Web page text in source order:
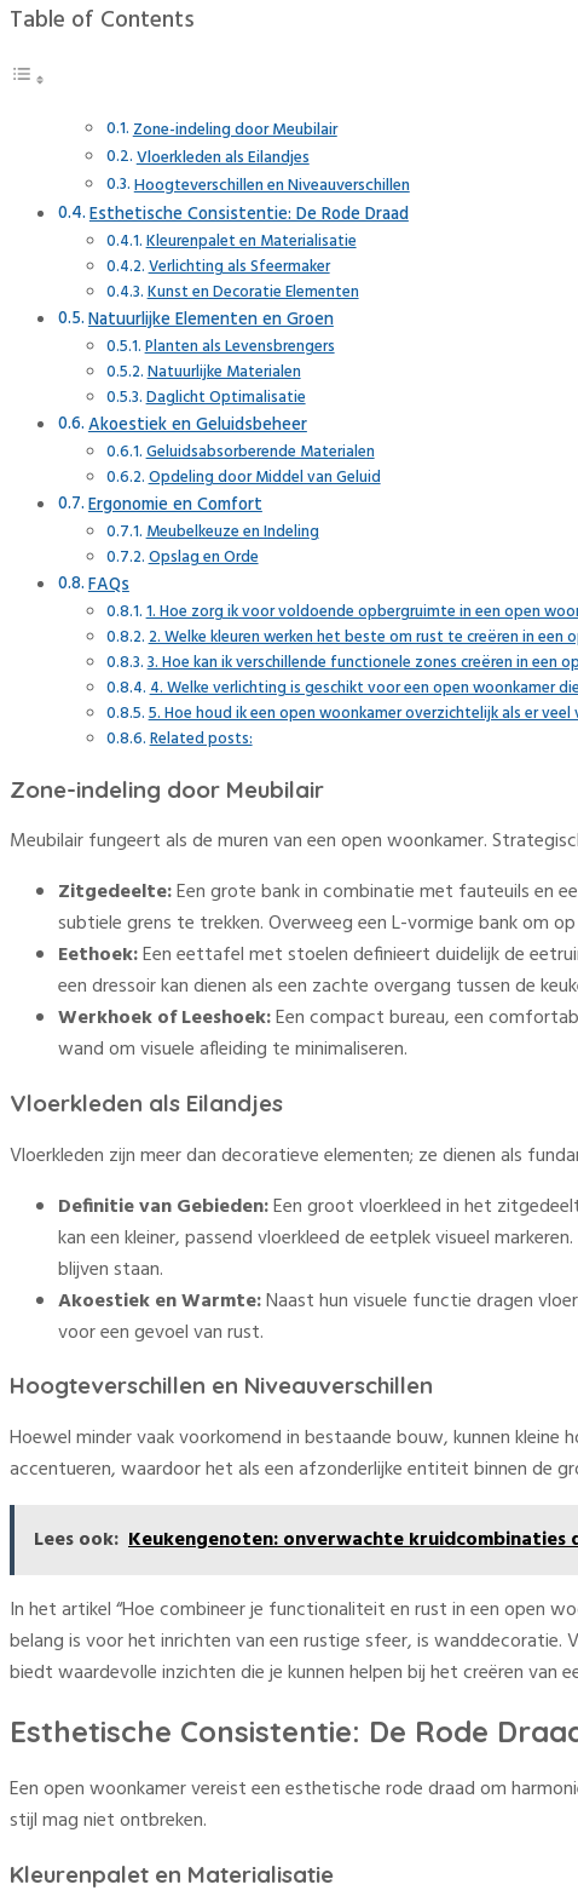
Table of Contents
Zone-indeling door Meubilair
Vloerkleden als Eilandjes
Hoogteverschillen en Niveauverschillen
Esthetische Consistentie: De Rode Draad
Kleurenpalet en Materialisatie
Verlichting als Sfeermaker
Kunst en Decoratie Elementen
Natuurlijke Elementen en Groen
Planten als Levensbrengers
Natuurlijke Materialen
Daglicht Optimalisatie
Akoestiek en Geluidsbeheer
Geluidsabsorberende Materialen
Opdeling door Middel van Geluid
Ergonomie en Comfort
Meubelkeuze en Indeling
Opslag en Orde
FAQs
1. Hoe zorg ik voor voldoende opbergruimte in een open
2. Welke kleuren werken het beste om rust te creëren in een
3. Hoe kan ik verschillende functionele zones creëren in een
4. Welke verlichting is geschikt voor een open woonkamer
5. Hoe houd ik een open woonkamer overzichtelijk als er
Related posts:
Zone-indeling door Meubilair
Meubilair fungeert als de muren van een open woonkamer.
Zitgedeelte:Een grote bank in combinatie met fauteuils en
subtiele grens te trekken. Overweeg een L-vormige bank om
Eethoek:Een eettafel met stoelen definieert duidelijk de
een dressoir kan dienen als een zachte overgang tussen de
Werkhoek of Leeshoek:Een compact bureau, een
wand om visuele afleiding te minimaliseren.
Vloerkleden als Eilandjes
Vloerkleden zijn meer dan decoratieve elementen; ze dienen als
Definitie van Gebieden:Een groot vloerkleed in het
kan een kleiner, passend vloerkleed de eetplek visueel
blijven staan.
Akoestiek en Warmte:Naast hun visuele functie dragen
voor een gevoel van rust.
Hoogteverschillen en Niveauverschillen
Hoewel minder vaak voorkomend in bestaande bouw, kunnen
accentueren, waardoor het als een afzonderlijke entiteit binnen de
Lees ook: Keukengenoten: onverwachte kruidcombinaties
In het artikel “Hoe combineer je functionaliteit en rust in een open
belang is voor het inrichten van een rustige sfeer, is wanddecoratie.
biedt waardevolle inzichten die je kunnen helpen bij het creëren van
Esthetische Consistentie: De Rode
Een open woonkamer vereist een esthetische rode draad om
stijl mag niet ontbreken.
Kleurenpalet en Materialisatie